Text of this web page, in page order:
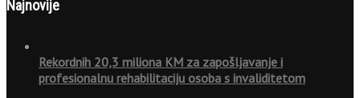
Najnovije
Rekordnih 20,3 miliona KM za zapošljavanje i
profesionalnu rehabilitaciju osoba s invaliditetom